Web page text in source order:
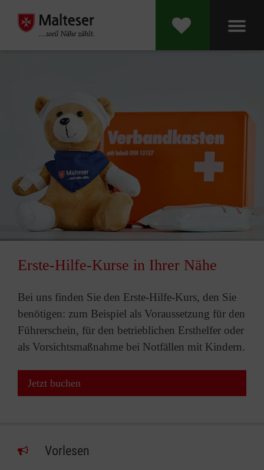
Erste-Hilfe-Kurse in Ihrer Nähe
Bei uns finden Sie den Erste-Hilfe-Kurs, den Sie
benötigen: zum Beispiel als Voraussetzung für den
Führerschein, für den betrieblichen Ersthelfer oder
als Vorsichtsmaßnahme bei Notfällen mit Kindern.
Jetzt buchen
Vorlesen